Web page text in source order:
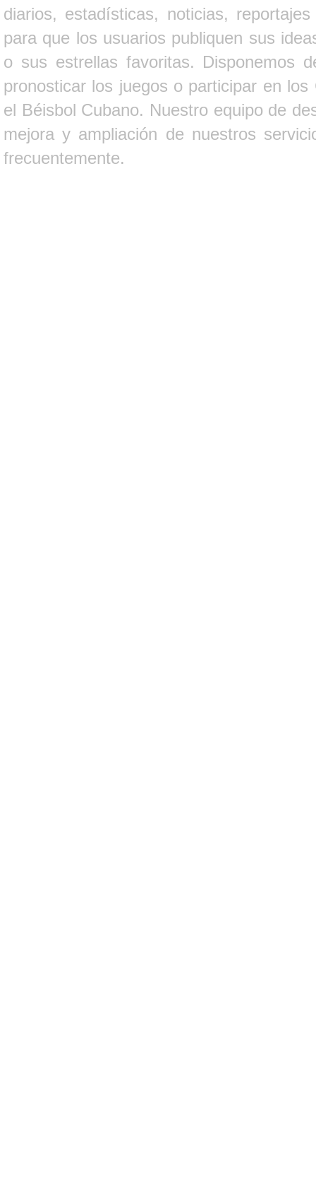
diarios, estadísticas, noticias,
para que los usuarios publiquen sus
o sus estrellas favoritas. Disponemos
pronosticar los juegos o participar en
el Béisbol Cubano. Nuestro equipo de
mejora y ampliación de nuestros
frecuentemente.